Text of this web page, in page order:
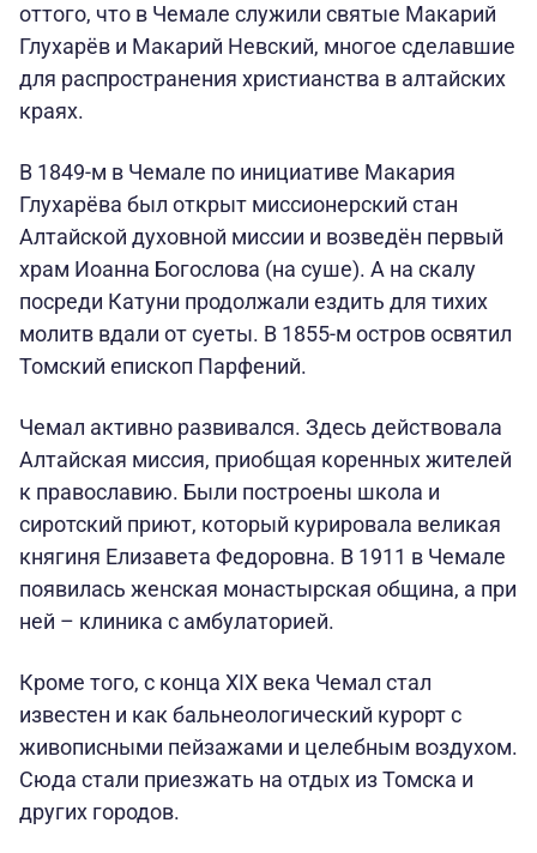
оттого, что в Чемале служили святые Макарий
Глухарёв и Макарий Невский, многое сделавшие
для распространения христианства в алтайских
краях.
В 1849-м в Чемале по инициативе Макария
Глухарёва был открыт миссионерский стан
Алтайской духовной миссии и возведён первый
храм Иоанна Богослова (на суше). А на скалу
посреди Катуни продолжали ездить для тихих
молитв вдали от суеты. В 1855-м остров освятил
Томский епископ Парфений.
Чемал активно развивался. Здесь действовала
Алтайская миссия, приобщая коренных жителей
к православию. Были построены школа и
сиротский приют, который курировала великая
княгиня Елизавета Федоровна. В 1911 в Чемале
появилась женская монастырская община, а при
ней – клиника с амбулаторией.
Кроме того, с конца XIX века Чемал стал
известен и как бальнеологический курорт с
живописными пейзажами и целебным воздухом.
Сюда стали приезжать на отдых из Томска и
других городов.